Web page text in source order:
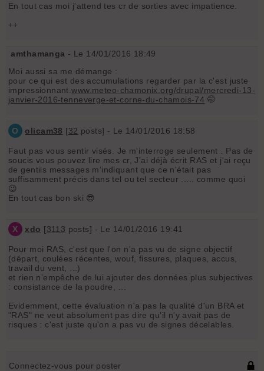
En tout cas moi j'attend tes cr de sorties avec impatience.
++
amthamanga - Le 14/01/2016 18:49
Moi aussi sa me démange :
pour ce qui est des accumulations regarder par la c'est juste
impressionnant.www.meteo-chamonix.org/drupal/mercredi-13-
janvier-2016-tenneverge-et-corne-du-chamois-74 🤭
O olicam38 [32 posts] - Le 14/01/2016 18:58
Faut pas vous sentir visés. Je m'interroge seulement . Pas de
soucis vous pouvez lire mes cr, J'ai déjà écrit RAS et j'ai reçu
de gentils messages m'indiquant que ce n'était pas
suffisamment précis dans tel ou tel secteur ..... comme quoi
😉
En tout cas bon ski 😎
X xdo [3113 posts] - Le 14/01/2016 19:41
Pour moi RAS, c'est que l'on n'a pas vu de signe objectif
(départ, coulées récentes, wouf, fissures, plaques, accus,
travail du vent, ...)
et rien n’empêche de lui ajouter des données plus subjectives
: consistance de la poudre, ...
Evidemment, cette évaluation n'a pas la qualité d'un BRA et
"RAS" ne veut absolument pas dire qu'il n'y avait pas de
risques : c'est juste qu'on a pas vu de signes décelables.
Connectez-vous pour poster